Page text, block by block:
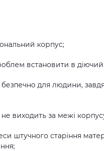
корпус;
встановити в діючий
для людини,
виходить за межі корпусу
штучного старіння